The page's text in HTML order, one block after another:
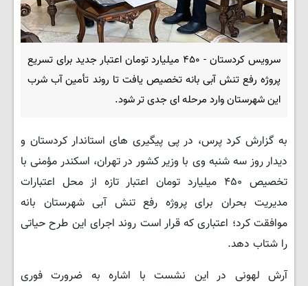
سرویس کردستان - ۴۵۰ میلیارد تومان اعتبار جدید برای تسریع
پروژه رفع تنش آبی بانه تخصیص یافت تا روند تأمین آب شرب
این شهرستان وارد مرحله ای جدی تر شود.
به گزارش کرد پرس، در پی پیگیری های استاندار کردستان و
دیدار روز سه شنبه وی با وزیر کشور در تهران، اسکندر مؤمنی با
تخصیص ۴۵۰ میلیارد تومان اعتبار تازه از محل اعتبارات
مدیریت بحران برای پروژه رفع تنش آبی شهرستان بانه
موافقت کرد؛ اعتباری که قرار است روند اجرای این طرح حیاتی
را شتاب دهد.
آرش لهونی در این نشست با اشاره به ضرورت فوری